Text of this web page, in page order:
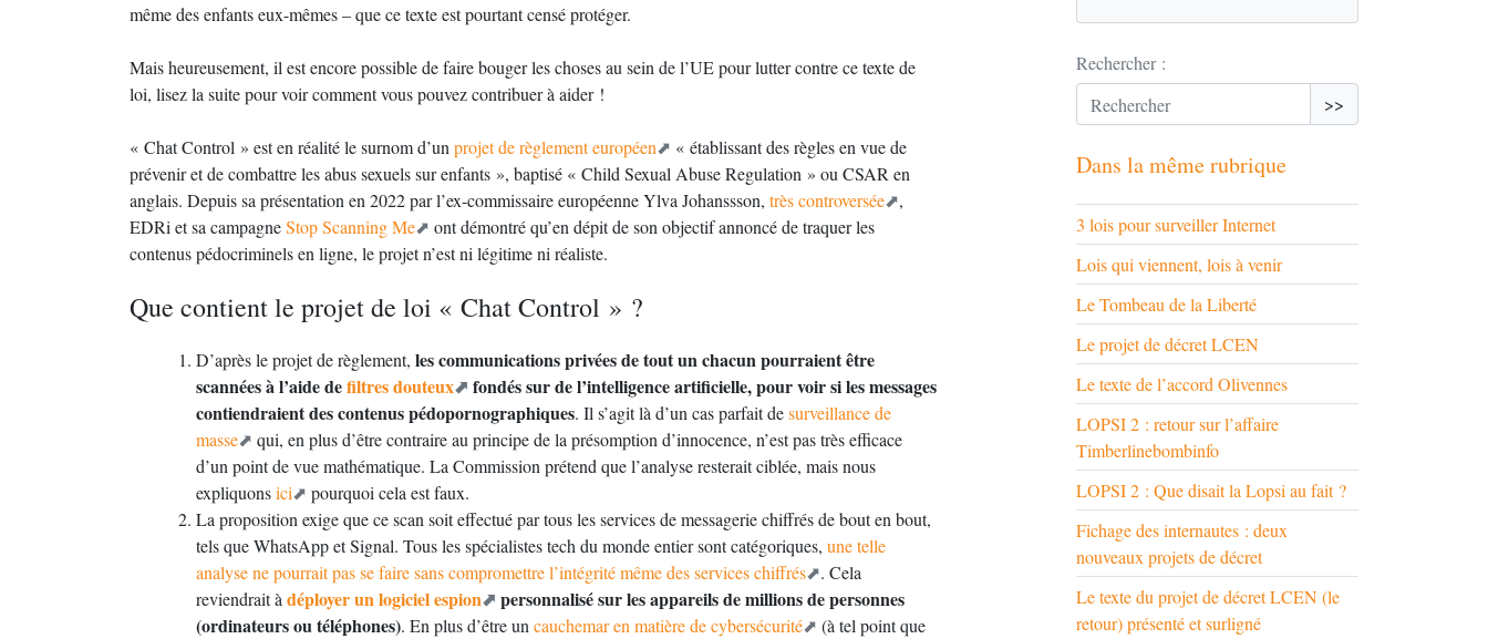
même des enfants eux-mêmes – que ce texte est pourtant censé protéger.
Mais heureusement, il est encore possible de faire bouger les choses au sein de l’UE pour lutter contre ce texte de
loi, lisez la suite pour voir comment vous pouvez contribuer à aider !
« Chat Control » est en réalité le surnom d’un projet de règlement européen
« établissant des règles en vue de
prévenir et de combattre les abus sexuels sur enfants », baptisé « Child Sexual Abuse Regulation » ou CSAR en
anglais. Depuis sa présentation en 2022 par l’ex-commissaire européenne Ylva Johanssson, très controversée
,
EDRi et sa campagneStop Scanning Me
ont démontré qu’en dépit de son objectif annoncé de traquer les
contenus pédocriminels en ligne, le projet n’est ni légitime ni réaliste.
Que contient le projet de loi « Chat Control » ?
D’après le projet de règlement, les communications privées de tout un chacun pourraient être
scannées à l’aide defiltres douteux
fondés sur de l’intelligence artificielle, pour voir si les messages
contiendraient des contenus pédopornographiques. Il s’agit là d’un cas parfait desurveillance de
masse
qui, en plus d’être contraire au principe de la présomption d’innocence, n’est pas très efficace
d’un point de vue mathématique. La Commission prétend que l’analyse resterait ciblée, mais nous
expliquonsici
pourquoi cela est faux.
La proposition exige que ce scan soit effectué par tous les services de messagerie chiffrés de bout en bout,
tels que WhatsApp et Signal. Tous les spécialistes tech du monde entier sont catégoriques, une telle
analyse ne pourrait pas se faire sans compromettre l’intégrité même des services chiffrés
. Cela
reviendrait à déployer un logiciel espion
personnalisé sur les appareils de millions de personnes
(ordinateurs ou téléphones). En plus d’être un cauchemar en matière de cybersécurité
(à tel point que
Rechercher :
>>
Dans la même rubrique
3 lois pour surveiller Internet
Lois qui viennent, lois à venir
Le Tombeau de la Liberté
Le projet de décret LCEN
Le texte de l’accord Olivennes
LOPSI 2 : retour sur l’affaire
Timberlinebombinfo
LOPSI 2 : Que disait la Lopsi au fait ?
Fichage des internautes : deux
nouveaux projets de décret
Le texte du projet de décret LCEN (le
retour) présenté et surligné